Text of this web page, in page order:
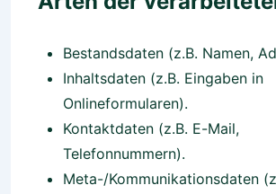
Bestandsdaten (z.B. Namen,
Inhaltsdaten (z.B. Eingaben in
Onlineformularen).
Kontaktdaten (z.B. E-Mail,
Telefonnummern).
Meta-/Kommunikationsdaten